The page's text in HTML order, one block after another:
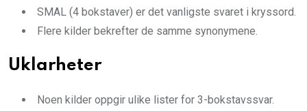
SMAL (4 bokstaver) er det vanligste svaret i kryssord.
Flere kilder bekrefter de samme synonymene.
Uklarheter
Noen kilder oppgir ulike lister for 3-bokstavssvar.